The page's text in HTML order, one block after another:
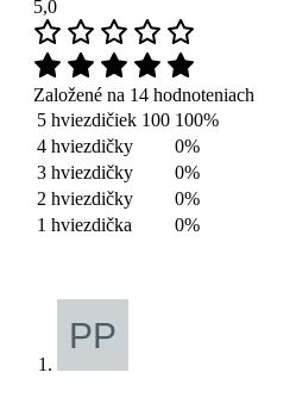
5,0
Založené na 14 hodnoteniach
5 hviezdičiek 100 100%
4 hviezdičky
0%
3 hviezdičky
0%
2 hviezdičky
0%
1 hviezdička
0%